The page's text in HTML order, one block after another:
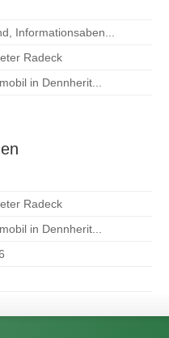
Informationsaben...
Radeck
in Dennherit...
Radeck
in Dennherit...